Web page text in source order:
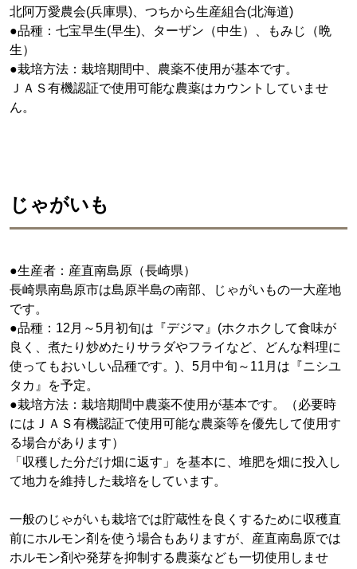
北阿万愛農会(兵庫県)、つちから生産組合(北海道)
●品種：七宝早生(早生)、ターザン（中生）、もみじ（晩
生）
●栽培方法：栽培期間中、農薬不使用が基本です。
ＪＡＳ有機認証で使用可能な農薬はカウントしていませ
ん。
じゃがいも
●生産者：産直南島原（長崎県）
長崎県南島原市は島原半島の南部、じゃがいもの一大産地
です。
●品種：12月～5月初旬は『デジマ』(ホクホクして食味が
良く、煮たり炒めたりサラダやフライなど、どんな料理に
使ってもおいしい品種です。)、5月中旬～11月は『ニシユ
タカ』を予定。
●栽培方法：栽培期間中農薬不使用が基本です。（必要時
にはＪＡＳ有機認証で使用可能な農薬等を優先して使用す
る場合があります）
「収穫した分だけ畑に返す」を基本に、堆肥を畑に投入し
て地力を維持した栽培をしています。
一般のじゃがいも栽培では貯蔵性を良くするために収穫直
前にホルモン剤を使う場合もありますが、産直南島原では
ホルモン剤や発芽を抑制する農薬なども一切使用しませ